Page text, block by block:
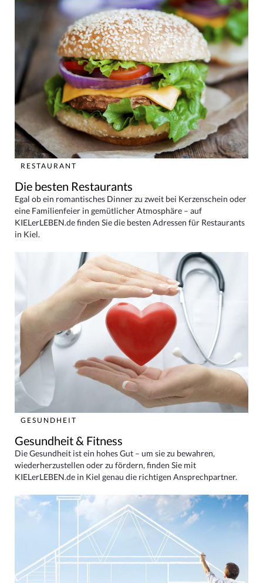
RESTAURANT
Die besten Restaurants
Egal ob ein romantisches Dinner zu zweit bei Kerzenschein oder
eine Familienfeier in gemütlicher Atmosphäre – auf
KIELerLEBEN.de finden Sie die besten Adressen für Restaurants
in Kiel.
GESUNDHEIT
Gesundheit & Fitness
Die Gesundheit ist ein hohes Gut – um sie zu bewahren,
wiederherzustellen oder zu fördern, finden Sie mit
KIELerLEBEN.de in Kiel genau die richtigen Ansprechpartner.